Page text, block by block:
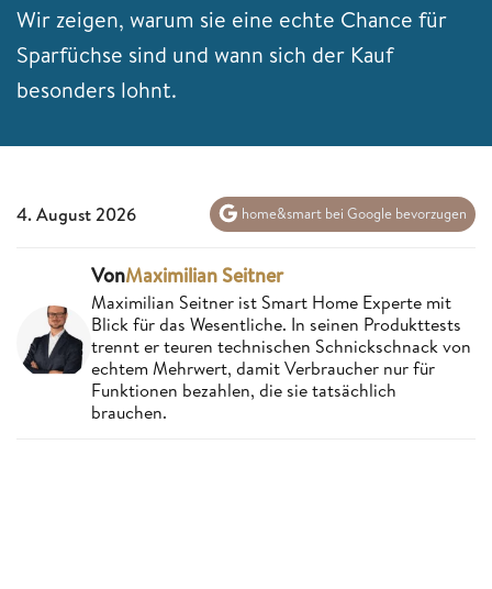
Wir zeigen, warum sie eine echte Chance für
Sparfüchse sind und wann sich der Kauf
besonders lohnt.
4. August 2026 home&smart bei Google bevorzugen
VonMaximilian Seitner
Maximilian Seitner ist Smart Home Experte mit
Blick für das Wesentliche. In seinen Produkttests
trennt er teuren technischen Schnickschnack von
echtem Mehrwert, damit Verbraucher nur für
Funktionen bezahlen, die sie tatsächlich
brauchen.